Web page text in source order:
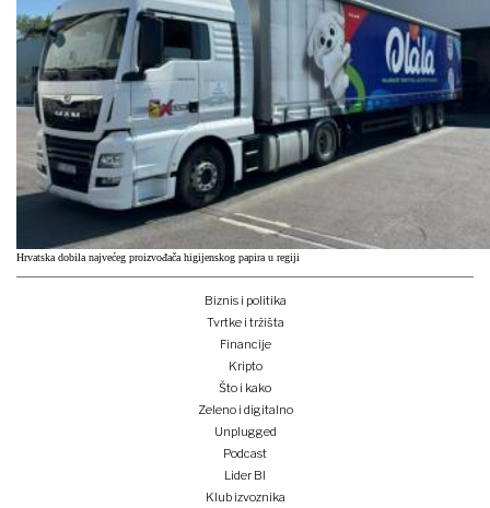
Hrvatska dobila najvećeg proizvođača higijenskog papira u regiji
Biznis i politika
Tvrtke i tržišta
Financije
Kripto
Što i kako
Zeleno i digitalno
Unplugged
Podcast
Lider BI
Klub izvoznika